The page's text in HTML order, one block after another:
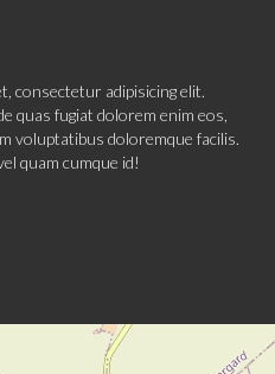
consectetur adipisicing elit.
quas fugiat dolorem enim eos,
voluptatibus doloremque facilis.
quam cumque id!